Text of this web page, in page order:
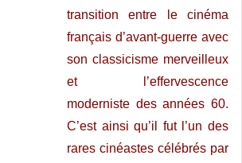
transition entre le cinéma
français d’avant-guerre avec
son classicisme merveilleux
et l’effervescence
moderniste des années 60.
C’est ainsi qu’il fut l’un des
rares cinéastes célébrés par